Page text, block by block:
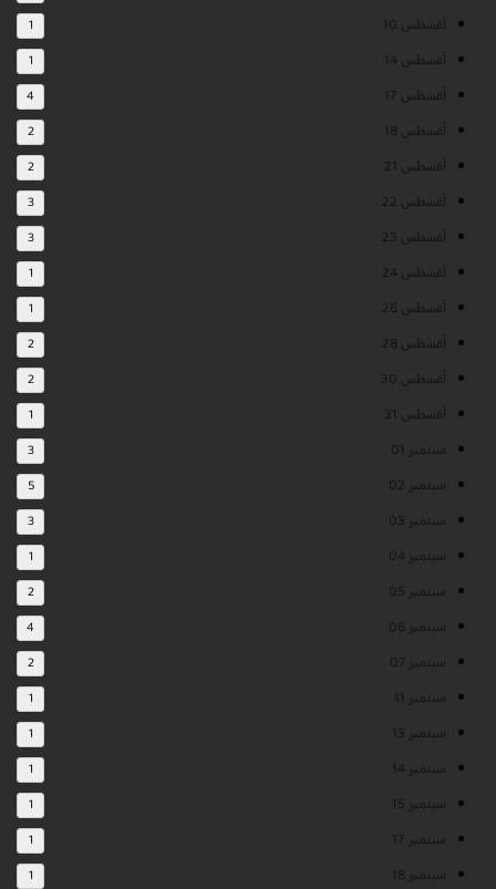
أغسطس 10 1
أغسطس 14 1
أغسطس 17 4
أغسطس 18 2
أغسطس 21 2
أغسطس 22 3
أغسطس 23 3
أغسطس 24 1
أغسطس 26 1
أغسطس 28 2
أغسطس 30 2
أغسطس 31 1
سبتمبر 01 3
سبتمبر 02 5
سبتمبر 03 3
سبتمبر 04 1
سبتمبر 05 2
سبتمبر 06 4
سبتمبر 07 2
سبتمبر 11 1
سبتمبر 13 1
سبتمبر 14 1
سبتمبر 15 1
سبتمبر 17 1
سبتمبر 18 1